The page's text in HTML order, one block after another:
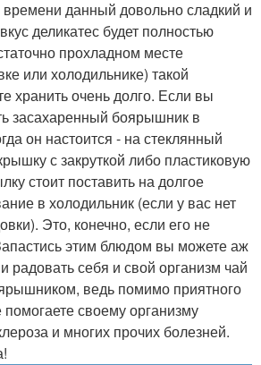
данный довольно сладкий и
деликатес будет полностью
прохладном месте
или холодильнике) такой
хранить очень долго. Если вы
засахаренный боярышник в
он настоится - на стеклянный
с закруткой либо пластиковую
стоит поставить на долгое
в холодильник (если у вас нет
Это, конечно, если его не
этим блюдом вы можете аж
радовать себя и свой организм чай
ведь помимо приятного
своему организму
и многих прочих болезней.